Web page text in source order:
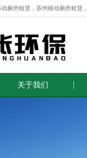
动厕所租赁，苏州移动厕所租赁
关于我们